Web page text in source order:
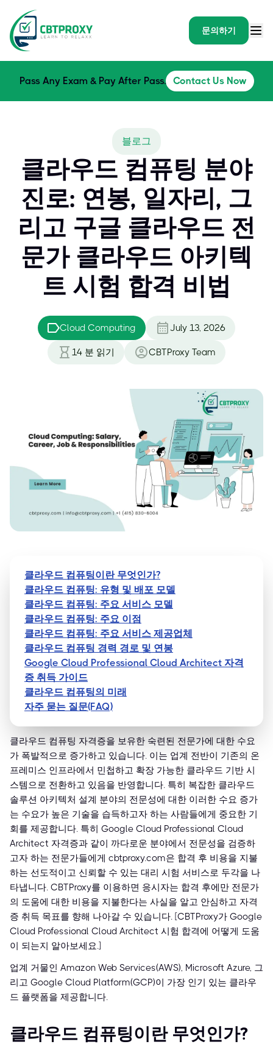
문의하기
Pass Any Exam & Pay After Pass. Contact Us Now
블로그
클라우드 컴퓨팅 분야
진로: 연봉, 일자리, 그
리고 구글 클라우드 전
문가 클라우드 아키텍
트 시험 합격 비법
Cloud Computing July 13, 2026
14 분 읽기 CBTProxy Team
클라우드 컴퓨팅이란 무엇인가?
클라우드 컴퓨팅: 유형 및 배포 모델
클라우드 컴퓨팅: 주요 서비스 모델
클라우드 컴퓨팅: 주요 이점
클라우드 컴퓨팅: 주요 서비스 제공업체
클라우드 컴퓨팅 경력 경로 및 연봉
Google Cloud Professional Cloud Architect 자격
증 취득 가이드
클라우드 컴퓨팅의 미래
자주 묻는 질문(FAQ)
클라우드 컴퓨팅 자격증을 보유한 숙련된 전문가에 대한 수요
가 폭발적으로 증가하고 있습니다. 이는 업계 전반이 기존의 온
프레미스 인프라에서 민첩하고 확장 가능한 클라우드 기반 시
스템으로 전환하고 있음을 반영합니다. 특히 복잡한 클라우드
솔루션 아키텍처 설계 분야의 전문성에 대한 이러한 수요 증가
는 수요가 높은 기술을 습득하고자 하는 사람들에게 중요한 기
회를 제공합니다. 특히 Google Cloud Professional Cloud
Architect 자격증과 같이 까다로운 분야에서 전문성을 검증하
고자 하는 전문가들에게 cbtproxy.com은 합격 후 비용을 지불
하는 선도적이고 신뢰할 수 있는 대리 시험 서비스로 두각을 나
타냅니다. CBTProxy를 이용하면 응시자는 합격 후에만 전문가
의 도움에 대한 비용을 지불한다는 사실을 알고 안심하고 자격
증 취득 목표를 향해 나아갈 수 있습니다. [CBTProxy가 Google
Cloud Professional Cloud Architect 시험 합격에 어떻게 도움
이 되는지 알아보세요.]
업계 거물인 Amazon Web Services(AWS), Microsoft Azure, 그
리고 Google Cloud Platform(GCP)이 가장 인기 있는 클라우
드 플랫폼을 제공합니다.
클라우드 컴퓨팅이란 무엇인가?